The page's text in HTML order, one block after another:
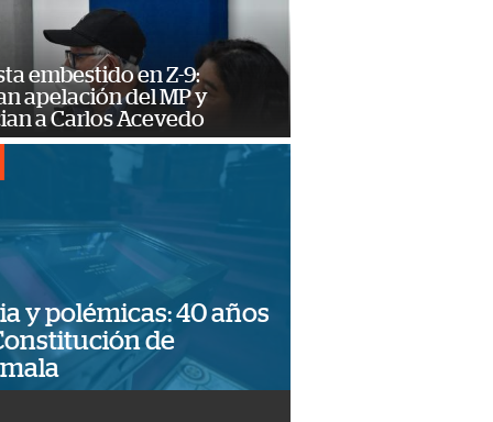
embestido en Z-9:
apelación del MP y
a Carlos Acevedo
y polémicas: 40 años
de